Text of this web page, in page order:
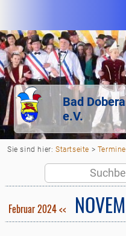
Bad
e.V.
Sie sind hier: Startseite > Termine
Februar 2024 <<